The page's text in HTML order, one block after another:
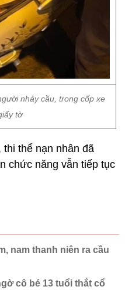
nhảy cầu, trong cốp xe
tờ
thể nạn nhân đã
chức năng vẫn tiếp tục
nam thanh niên ra cầu
cô bé 13 tuổi thắt cổ